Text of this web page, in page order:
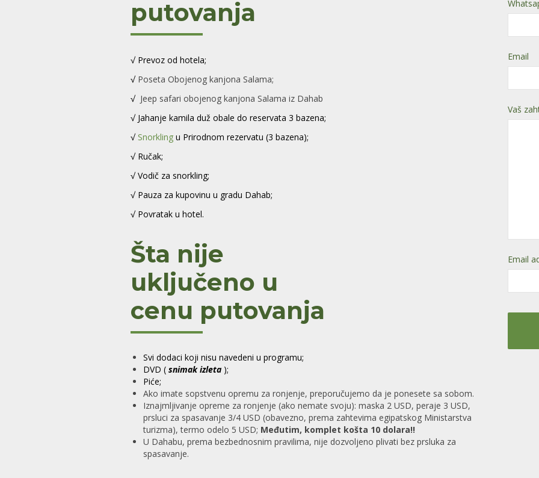
putovanja
√ Prevoz od hotela;
√ Poseta Obojenog kanjona Salama;
√ Jeep safari obojenog kanjona Salama iz Dahab
√ Jahanje kamila duž obale do reservata 3 bazena;
√ Snorkling u Prirodnom rezervatu (3 bazena);
√ Ručak;
√ Vodič za snorkling;
√ Pauza za kupovinu u gradu Dahab;
√ Povratak u hotel.
Šta nije
uključeno u
cenu putovanja
Svi dodaci koji nisu navedeni u programu;
DVD ( snimak izleta );
Piće;
Ako imate sopstvenu opremu za ronjenje, preporučujemo da je ponesete sa sobom.
Iznajmljivanje opreme za ronjenje (ako nemate svoju): maska 2 USD, peraje 3 USD,
prsluci za spasavanje 3/4 USD (obavezno, prema zahtevima egipatskog Ministarstva
turizma), termo odelo 5 USD; Međutim, komplet košta 10 dolara!!
U Dahabu, prema bezbednosnim pravilima, nije dozvoljeno plivati bez prsluka za
spasavanje.
Email
Vaš
Email